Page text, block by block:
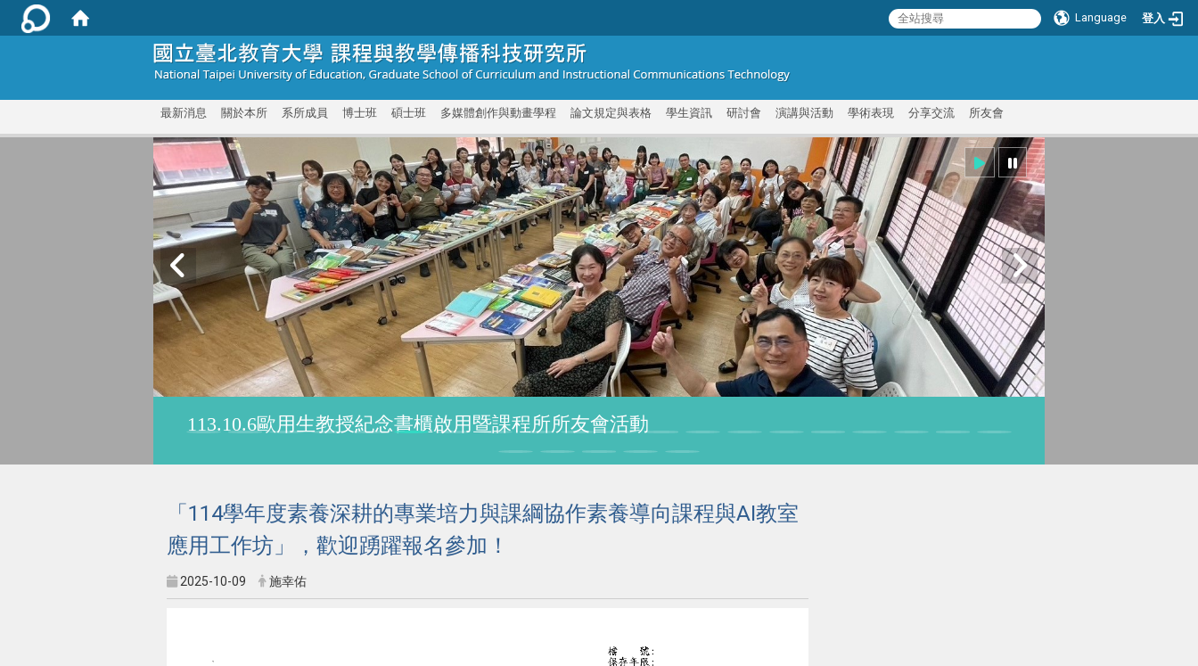
Language 登入
最新消息 關於本所 系所成員 博士班 碩士班 多媒體創作與動畫學程 論文規定與表格 學生資訊 研討會 演講與活動 學術表現 分享交流 所友會
113.10.6歐用生教授紀念書櫃啟用暨課程所所友會活動
「114學年度素養深耕的專業培力與課綱協作素養導向課程與AI教室
應用工作坊」，歡迎踴躍報名參加！
2025-10-09 施幸佑